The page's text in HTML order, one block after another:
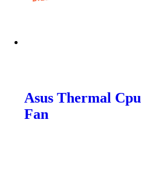
Asus Thermal Cpu
Fan